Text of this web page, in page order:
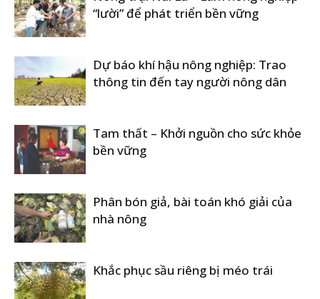
“lười” để phát triển bền vững
Dự báo khí hậu nông nghiệp: Trao
thông tin đến tay người nông dân
Tam thất – Khởi nguồn cho sức khỏe
bền vững
Phân bón giả, bài toán khó giải của
nhà nông
Khắc phục sầu riêng bị méo trái